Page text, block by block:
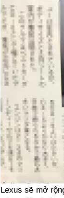
Lexus sẽ mở